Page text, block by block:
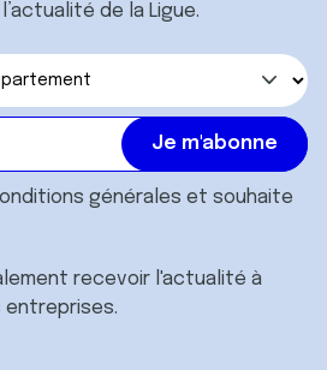
de la Ligue.
générales et souhaite
recevoir l'actualité à